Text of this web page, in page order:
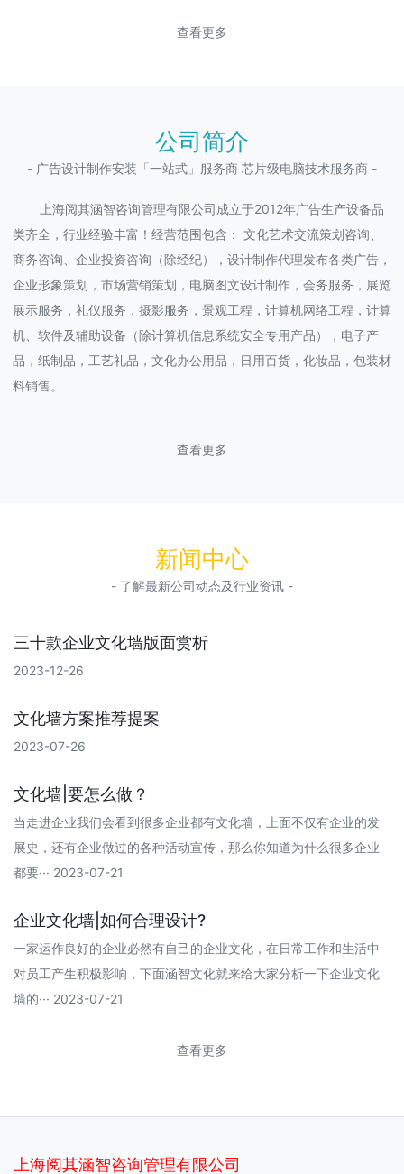
查看更多
公司简介
- 广告设计制作安装「一站式」服务商 芯片级电脑技术服务商 -
上海阅其涵智咨询管理有限公司成立于2012年广告生产设备品
类齐全，行业经验丰富！经营范围包含： 文化艺术交流策划咨询、
商务咨询、企业投资咨询（除经纪），设计制作代理发布各类广告，
企业形象策划，市场营销策划，电脑图文设计制作，会务服务，展览
展示服务，礼仪服务，摄影服务，景观工程，计算机网络工程，计算
机、软件及辅助设备（除计算机信息系统安全专用产品），电子产
品，纸制品，工艺礼品，文化办公用品，日用百货，化妆品，包装材
料销售。
查看更多
新闻中心
- 了解最新公司动态及行业资讯 -
三十款企业文化墙版面赏析
2023-12-26
文化墙方案推荐提案
2023-07-26
文化墙|要怎么做？
当走进企业我们会看到很多企业都有文化墙，上面不仅有企业的发
展史，还有企业做过的各种活动宣传，那么你知道为什么很多企业
都要··· 2023-07-21
企业文化墙|如何合理设计?
一家运作良好的企业必然有自己的企业文化，在日常工作和生活中
对员工产生积极影响，下面涵智文化就来给大家分析一下企业文化
墙的··· 2023-07-21
查看更多
上海阅其涵智咨询管理有限公司